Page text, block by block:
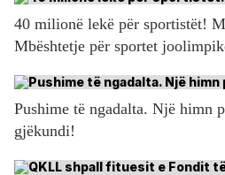
40 milionë lekë për sportistët!
Mbështetje për sportet
Pushime të ngadalta. Një himn
gjëkundi!